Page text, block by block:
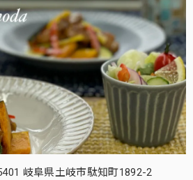
岐阜県土岐市駄知町1892-2